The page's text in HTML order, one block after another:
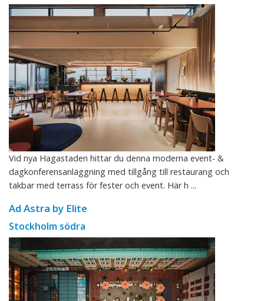
Vid nya Hagastaden hittar du denna moderna event- &
dagkonferensanläggning med tillgång till restaurang och
takbar med terrass för fester och event. Här h ...
Ad Astra by Elite
Stockholm södra